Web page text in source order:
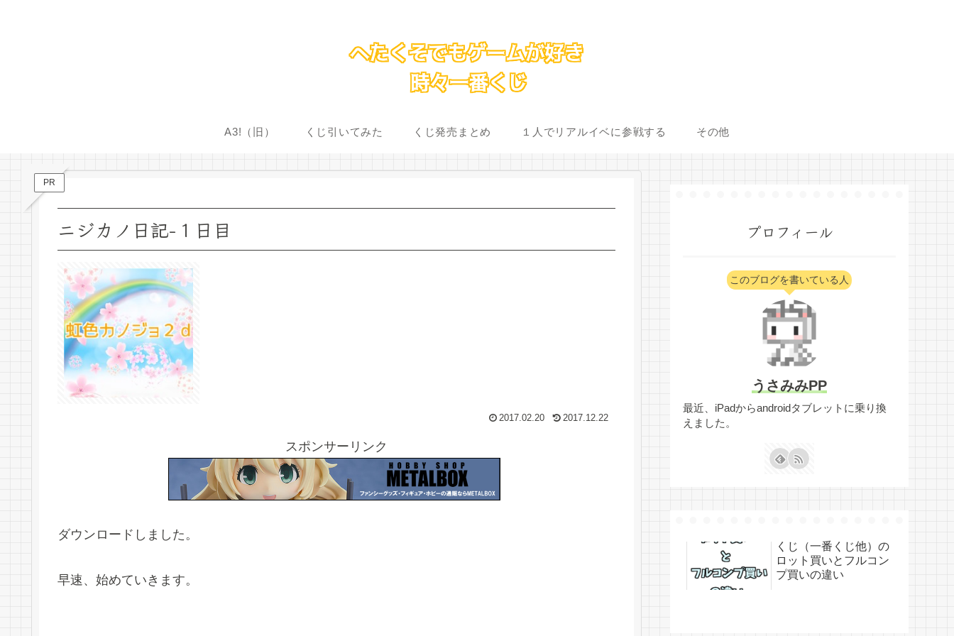
A3!（旧） くじ引いてみた くじ発売まとめ １人でリアルイベに参戦する その他
PR
ニジカノ日記-１日目
2017.02.20 2017.12.22
スポンサーリンク
ダウンロードしました。
早速、始めていきます。
プロフィール
このブログを書いている人
うさみみPP
最近、iPadからandroidタブレットに乗り換
えました。
くじ（一番くじ他）の
ロット買いとフルコン
プ買いの違い